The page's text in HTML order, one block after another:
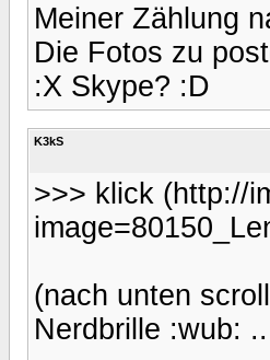
Meiner Zählung
Die Fotos zu
:X Skype? :D
K3kS
>>> klick (http://
(nach unten
Nerdbrille :wub: